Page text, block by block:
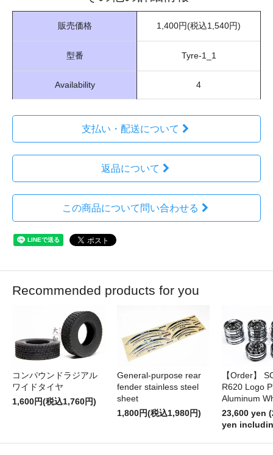
販売価格 1,400円(税込1,540円)
型番 Tyre-1_1
Availability 4
支払い・配送について
返品について
この商品について問い合わせる
Recommended products for you
コンパウンドラジアル
ワイドタイヤ
1,600円(税込1,760円)
General-purpose rear
fender stainless steel
sheet
1,800円(税込1,980円)
【Order】
R620 Logo
Aluminum
23,600 yen
yen